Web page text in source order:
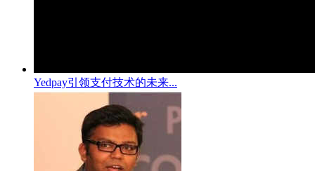
Yedpay引领支付技术的未来...